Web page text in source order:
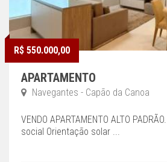
R$ 550.000,00
APARTAMENTO
Navegantes - Capão da Canoa
VENDO APARTAMENTO ALTO
social Orientação solar ...